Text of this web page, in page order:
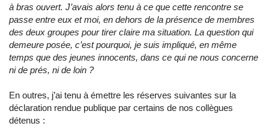
à bras ouvert. J’avais alors tenu à ce que cette rencontre se
passe entre eux et moi, en dehors de la présence de membres
des deux groupes pour tirer claire ma situation. La question qui
demeure posée, c’est pourquoi, je suis impliqué, en même
temps que des jeunes innocents, dans ce qui ne nous concerne
ni de prés, ni de loin ?
En outres, j’ai tenu à émettre les réserves suivantes sur la
déclaration rendue publique par certains de nos collègues
détenus :